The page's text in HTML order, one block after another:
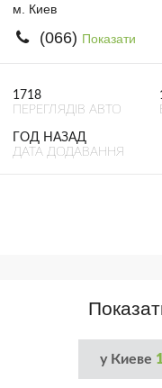
м. Киев
(066) Показати
1718
ПЕРЕГЛЯДІВ АВТО
ГОД НАЗАД
ДАТА ДОДАВАННЯ
у Киеве